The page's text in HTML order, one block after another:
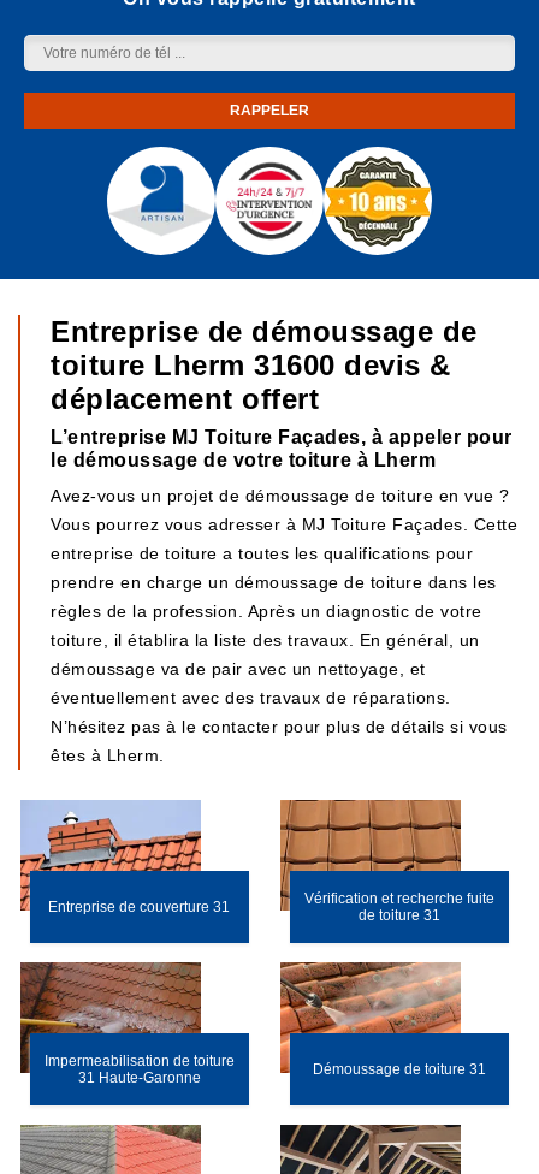
Entreprise de démoussage de
toiture Lherm 31600 devis &
déplacement offert
L’entreprise MJ Toiture Façades, à appeler pour
le démoussage de votre toiture à Lherm
Avez-vous un projet de démoussage de toiture en vue ?
Vous pourrez vous adresser à MJ Toiture Façades. Cette
entreprise de toiture a toutes les qualifications pour
prendre en charge un démoussage de toiture dans les
règles de la profession. Après un diagnostic de votre
toiture, il établira la liste des travaux. En général, un
démoussage va de pair avec un nettoyage, et
éventuellement avec des travaux de réparations.
N’hésitez pas à le contacter pour plus de détails si vous
êtes à Lherm.
Entreprise de couverture 31
Vérification et recherche fuite
de toiture 31
Impermeabilisation de toiture
31 Haute-Garonne
Démoussage de toiture 31